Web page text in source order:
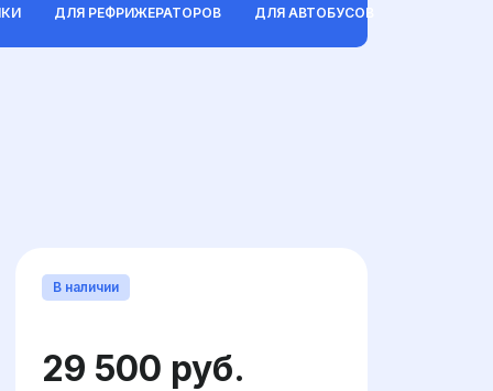
ДЛЯ РЕФРИЖЕРАТОРОВ ДЛЯ АВТОБУСОВ
В наличии
29 500 руб.